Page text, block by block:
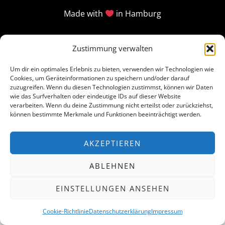
Zustimmung verwalten
Um dir ein optimales Erlebnis zu bieten, verwenden wir Technologien wie
Cookies, um Geräteinformationen zu speichern und/oder darauf
zuzugreifen. Wenn du diesen Technologien zustimmst, können wir Daten
wie das Surfverhalten oder eindeutige IDs auf dieser Website
verarbeiten. Wenn du deine Zustimmung nicht erteilst oder zurückziehst,
können bestimmte Merkmale und Funktionen beeinträchtigt werden.
AKZEPTIEREN
ABLEHNEN
EINSTELLUNGEN ANSEHEN
Cookie-RichtlinieDatenschutzerklärungImpressum
Made with in Hamburg